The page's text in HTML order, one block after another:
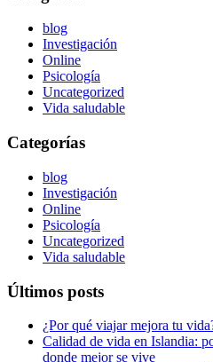
blog
Investigación
Online
Psicología
Uncategorized
Vida saludable
Categorías
blog
Investigación
Online
Psicología
Uncategorized
Vida saludable
Últimos posts
¿Por qué viajar mejora tu
Calidad de vida en Islandia:
donde mejor se vive